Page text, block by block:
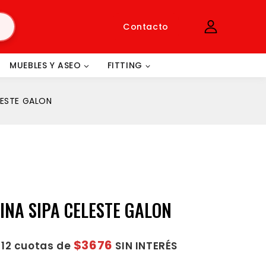
Contacto
MUEBLES Y ASEO FITTING
GALON
SIPA CELESTE GALON
cuotas de $3676 SIN INTERÉS